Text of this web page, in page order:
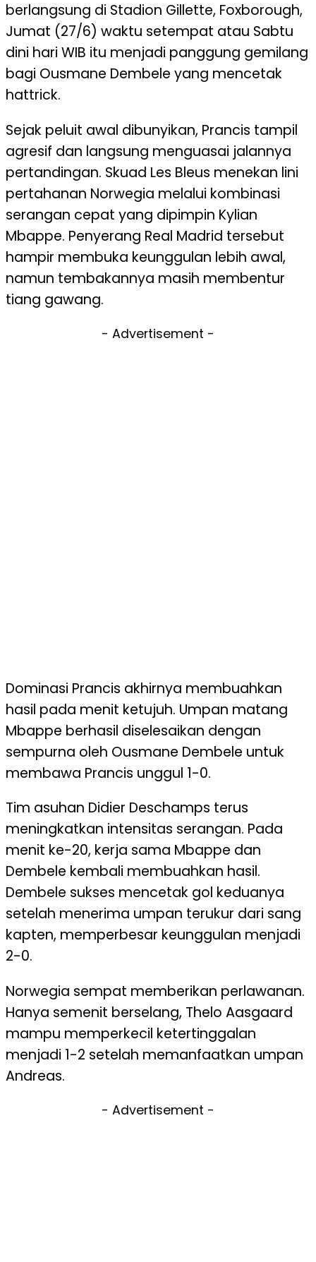
berlangsung di Stadion Gillette, Foxborough,
Jumat (27/6) waktu setempat atau Sabtu
dini hari WIB itu menjadi panggung gemilang
bagi Ousmane Dembele yang mencetak
hattrick.
Sejak peluit awal dibunyikan, Prancis tampil
agresif dan langsung menguasai jalannya
pertandingan. Skuad Les Bleus menekan lini
pertahanan Norwegia melalui kombinasi
serangan cepat yang dipimpin Kylian
Mbappe. Penyerang Real Madrid tersebut
hampir membuka keunggulan lebih awal,
namun tembakannya masih membentur
tiang gawang.
- Advertisement -
Dominasi Prancis akhirnya membuahkan
hasil pada menit ketujuh. Umpan matang
Mbappe berhasil diselesaikan dengan
sempurna oleh Ousmane Dembele untuk
membawa Prancis unggul 1-0.
Tim asuhan Didier Deschamps terus
meningkatkan intensitas serangan. Pada
menit ke-20, kerja sama Mbappe dan
Dembele kembali membuahkan hasil.
Dembele sukses mencetak gol keduanya
setelah menerima umpan terukur dari sang
kapten, memperbesar keunggulan menjadi
2-0.
Norwegia sempat memberikan perlawanan.
Hanya semenit berselang, Thelo Aasgaard
mampu memperkecil ketertinggalan
menjadi 1-2 setelah memanfaatkan umpan
Andreas.
- Advertisement -